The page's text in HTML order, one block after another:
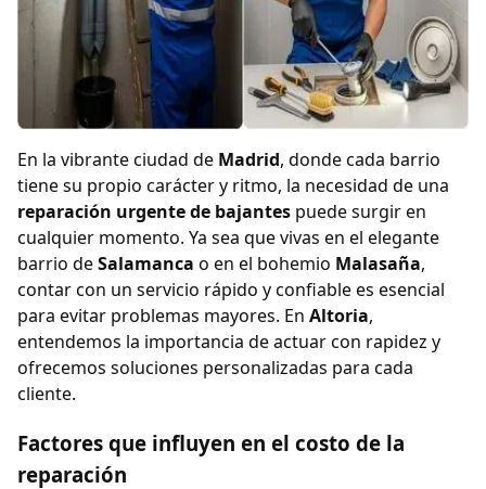
En la vibrante ciudad de Madrid, donde cada barrio
tiene su propio carácter y ritmo, la necesidad de una
reparación urgente de bajantes puede surgir en
cualquier momento. Ya sea que vivas en el elegante
barrio deSalamanca o en el bohemio Malasaña,
contar con un servicio rápido y confiable es esencial
para evitar problemas mayores. En Altoria,
entendemos la importancia de actuar con rapidez y
ofrecemos soluciones personalizadas para cada
cliente.
Factores que influyen en el costo de la
reparación